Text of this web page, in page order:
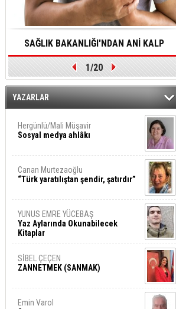
SAĞLIK BAKANLIĞI'NDAN ANİ KALP
DURMALARINA HIZLI MÜDAHALE
EDİLMESİNE YÖNELİK ÖNLENMESİ İÇİN
ÖNEMLİ ADIM
1/20
YAZARLAR
Hergünlü/Mali Müşavir
Sosyal medya ahlâkı
Canan Murtezaoğlu
“Türk yaratılıştan şendir, şatırdır”
YUNUS EMRE YÜCEBAŞ
Yaz Aylarında Okunabilecek
Kitaplar
SİBEL ÇEÇEN
ZANNETMEK (SANMAK)
Emin Varol